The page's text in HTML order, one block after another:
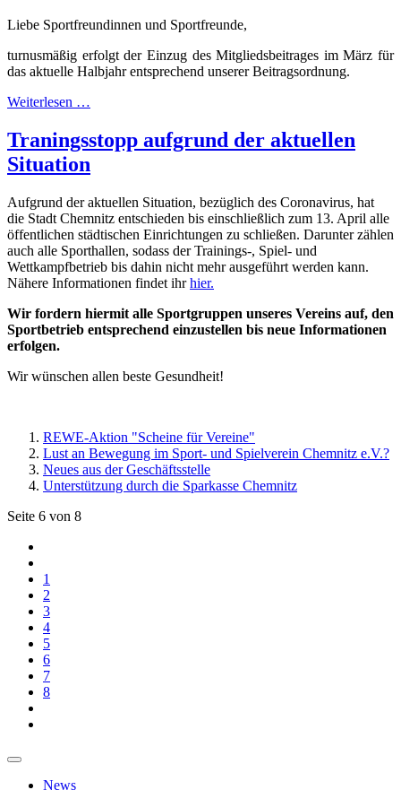
Liebe Sportfreundinnen und Sportfreunde,
turnusmäßig erfolgt der Einzug des Mitgliedsbeitrages im März für
das aktuelle Halbjahr entsprechend unserer Beitragsordnung.
Weiterlesen …
Traningsstopp aufgrund der aktuellen
Situation
Aufgrund der aktuellen Situation, bezüglich des Coronavirus, hat
die Stadt Chemnitz entschieden bis einschließlich zum 13. April alle
öffentlichen städtischen Einrichtungen zu schließen. Darunter zählen
auch alle Sporthallen, sodass der Trainings-, Spiel- und
Wettkampfbetrieb bis dahin nicht mehr ausgeführt werden kann.
Nähere Informationen findet ihrhier.
Wir fordern hiermit alle Sportgruppen unseres Vereins auf, den
Sportbetrieb entsprechend einzustellen bis neue Informationen
erfolgen.
Wir wünschen allen beste Gesundheit!
REWE-Aktion "Scheine für Vereine"
Lust an Bewegung im Sport- und Spielverein Chemnitz e.V.?
Neues aus der Geschäftsstelle
Unterstützung durch die Sparkasse Chemnitz
Seite 6 von 8
1
2
3
4
5
6
7
8
News